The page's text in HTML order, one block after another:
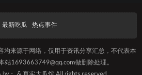
最新吃瓜 热点事件
均来源于网络，仅用于资讯分享汇总，不代表本
站1693663749@qq.com做删除处理。